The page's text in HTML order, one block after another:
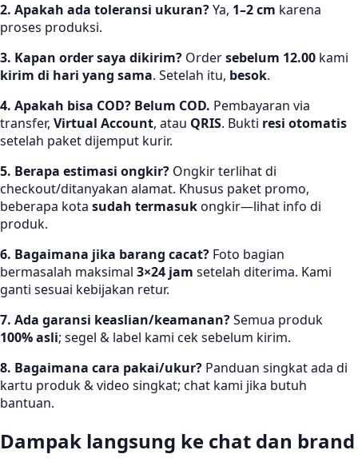
2. Apakah ada toleransi ukuran?Ya, 1–2 cm karena
proses produksi.
3. Kapan order saya dikirim? Ordersebelum 12.00 kami
kirim di hari yang sama. Setelah itu, besok.
4. Apakah bisa COD? Belum COD. Pembayaran via
transfer, Virtual Account, atau QRIS. Bukti resi otomatis
setelah paket dijemput kurir.
5. Berapa estimasi ongkir? Ongkir terlihat di
checkout/ditanyakan alamat. Khusus paket promo,
beberapa kota sudah termasukongkir—lihat info di
produk.
6. Bagaimana jika barang cacat? Foto bagian
bermasalah maksimal 3×24 jam setelah diterima. Kami
ganti sesuai kebijakan retur.
7. Ada garansi keaslian/keamanan?Semua produk
100% asli; segel & label kami cek sebelum kirim.
8. Bagaimana cara pakai/ukur? Panduan singkat ada di
kartu produk & video singkat; chat kami jika butuh
bantuan.
Dampak langsung ke chat dan brand